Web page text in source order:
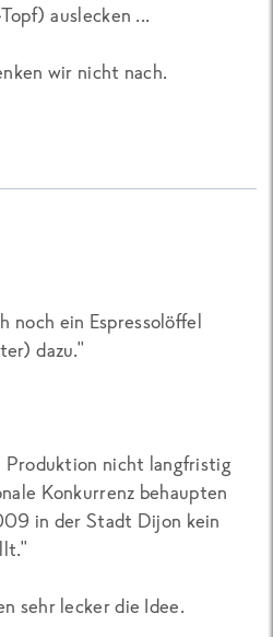
auslecken ...
wir nicht nach.
noch ein Espressolöffel
dazu."
Produktion nicht langfristig
Konkurrenz behaupten
in der Stadt Dijon kein
sehr lecker die Idee.